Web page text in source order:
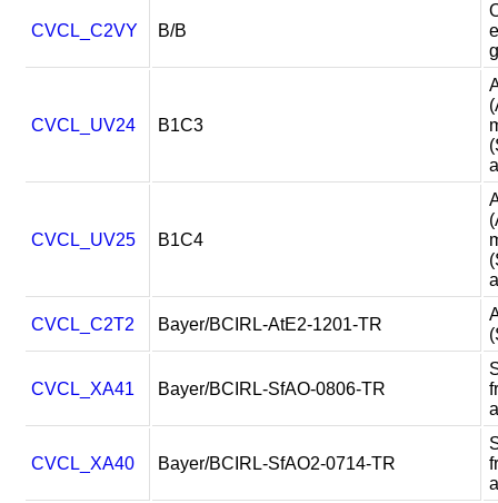
CVCL_C2VY B/B
CVCL_UV24 B1C3
CVCL_UV25 B1C4
CVCL_C2T2 Bayer/BCIRL-AtE2-1201-TR
CVCL_XA41 Bayer/BCIRL-SfAO-0806-TR
CVCL_XA40 Bayer/BCIRL-SfAO2-0714-TR